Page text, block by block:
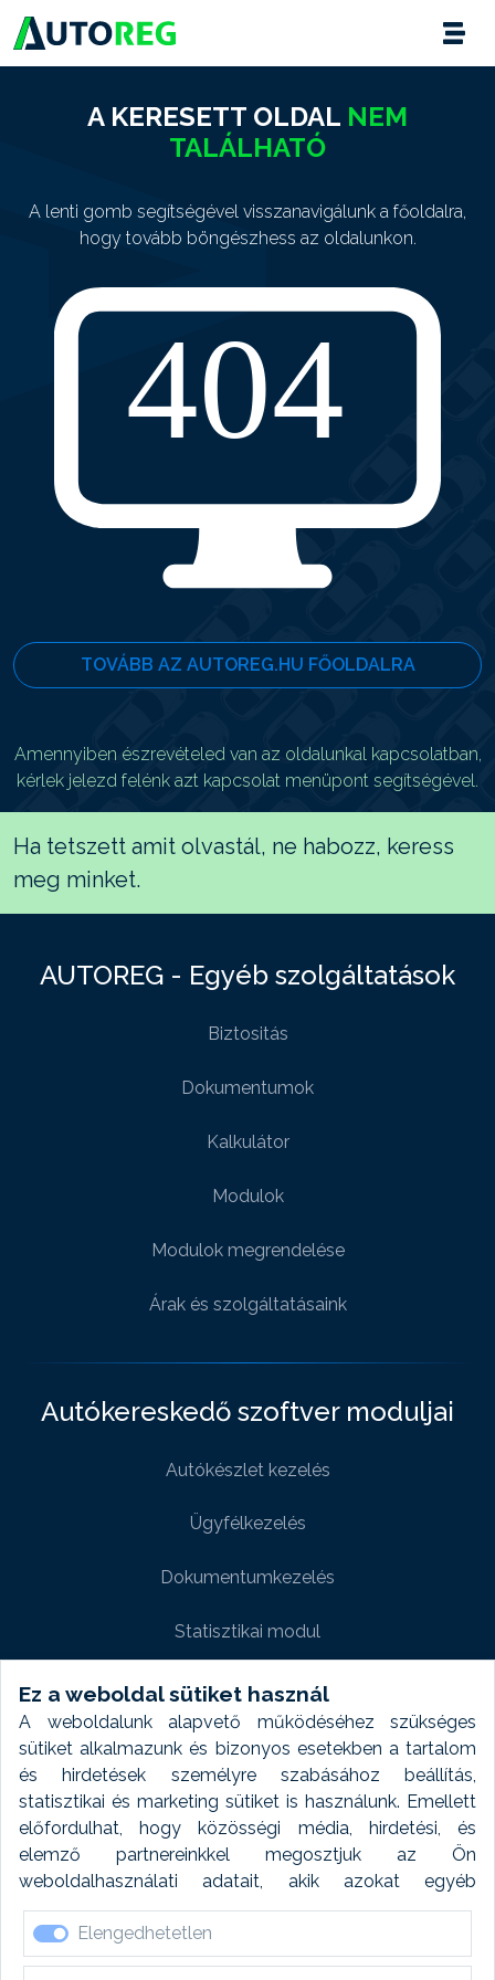
Ez a weboldal sütiket használ
A weboldalunk alapvető működéséhez szükséges
sütiket alkalmazunk és bizonyos esetekben a tartalom
és hirdetések személyre szabásához beállítás,
statisztikai és marketing sütiket is használunk. Emellett
előfordulhat, hogy közösségi média, hirdetési, és
elemző partnereinkkel megosztjuk az Ön
weboldalhasználati adatait, akik azokat egyéb
forrásokból gyűjtött adatokkal kombinálhatják. A sütik
elfogadásával kapcsolatosan naplózást végzünk és
ezen adatokat 6 hónap után automatikusan töröljük. A
Elengedhetetlen
A KERESETT OLDAL NEM
TALÁLHATÓ
A lenti gomb segítségével visszanavigálunk a főoldalra,
hogy tovább böngészhess az oldalunkon.
TOVÁBB AZ AUTOREG.HU FŐOLDALRA
Amennyiben észrevételed van az oldalunkal kapcsolatban,
kérlek jelezd felénk azt kapcsolat menüpont segítségével.
Ha tetszett amit olvastál, ne habozz, keress
meg minket.
AUTOREG - Egyéb szolgáltatások
Biztositás
Dokumentumok
Kalkulátor
Modulok
Modulok megrendelése
Árak és szolgáltatásaink
Autókereskedő szoftver moduljai
Autókészlet kezelés
Ügyfélkezelés
Dokumentumkezelés
Statisztikai modul
Weboldal modul
Fényképtár extra modul
Autómosó modul
Feladatütemezés